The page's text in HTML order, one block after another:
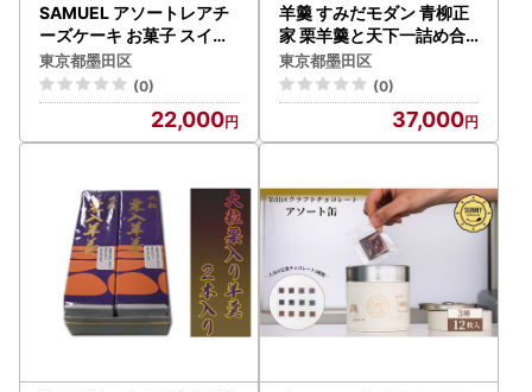
SAMUEL アソートレアチ
ーズケーキ お菓子 スイー
ツ ケーキ デザート ヨーグ
ルト味 イチゴ味 ブルーベ
リー味 おやつ カフェタイ
ム 個包装 東京都 墨田区
東京都墨田区
(0)
22,000
羊羹 すみだモダン 青柳正
家 栗羊羹と天下一詰め合
わせ 和菓子 菓子 ようかん
お茶菓子 スイーツ 詰め合
わせ セット ギフト プレゼ
ント 【 墨田区 】
東京都墨田区
(0)
37,000